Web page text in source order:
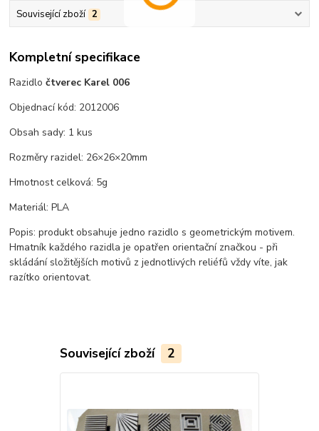
Související zboží 2
Kompletní specifikace
Razidločtverec Karel 006
Objednací kód: 2012006
Obsah sady: 1 kus
Rozměry razidel: 26×26×20mm
Hmotnost celková: 5g
Materiál: PLA
Popis: produkt obsahuje jedno razidlo s geometrickým motivem.
Hmatník každého razidla je opatřen orientační značkou - při
skládání složitějších motivů z jednotlivých reliéfů vždy víte, jak
razítko orientovat.
Související zboží 2